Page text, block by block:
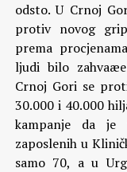
odsto. U Crnoj
protiv novog
prema
ljudi bilo
Crnoj Gori se
30.000 i 40.000
kampanje da je
zaposlenih u
samo 70, a u